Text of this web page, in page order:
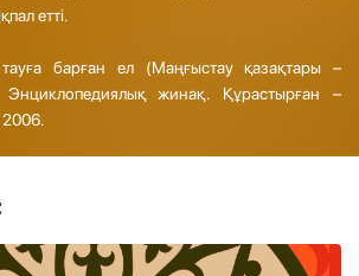
етті.
барған ел (Маңғыстау қазақтары –
Энциклопедиялық жинақ. Құрастырған –